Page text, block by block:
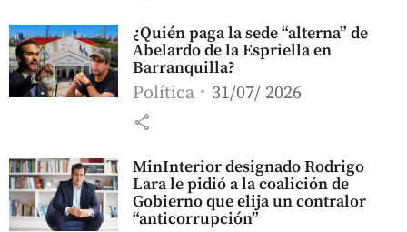
¿Quién paga la sede “alterna” de
Abelardo de la Espriella en
Barranquilla?
Política 31/07/ 2026
share
MinInterior designado Rodrigo
Lara le pidió a la coalición de
Gobierno que elija un contralor
“anticorrupción”